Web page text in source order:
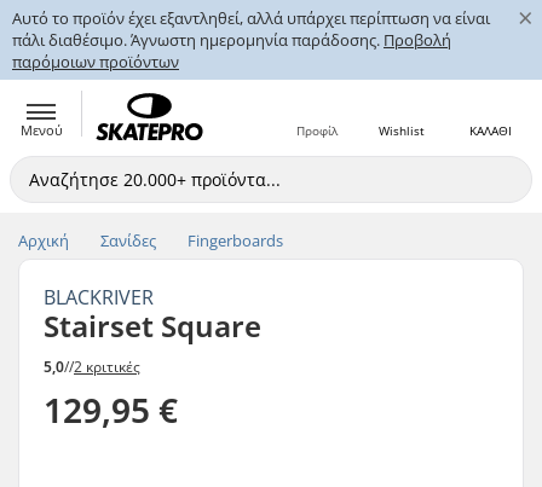
Αυτό το προϊόν έχει εξαντληθεί, αλλά υπάρχει περίπτωση να είναι
πάλι διαθέσιμο. Άγνωστη ημερομηνία παράδοσης. Προβολή
παρόμοιων προϊόντων
×
Μενού ΚΑΛΑΘΙ
Wishlist
Προφίλ
Αρχική Σανίδες Fingerboards
BLACKRIVER
Stairset Square
5,0//2 κριτικές
129,95 €